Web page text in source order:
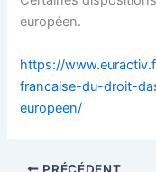
européen.
https://
francaise-du-droit-
europeen/
PRÉCÉDENT